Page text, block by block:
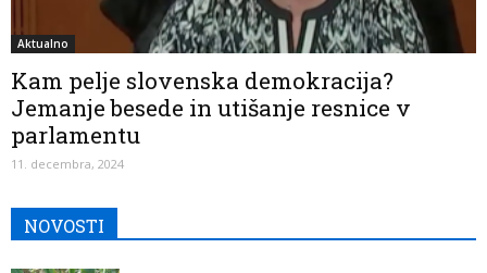
Aktualno
Kam pelje slovenska demokracija?
Jemanje besede in utišanje resnice v
parlamentu
11. decembra, 2024
NOVOSTI